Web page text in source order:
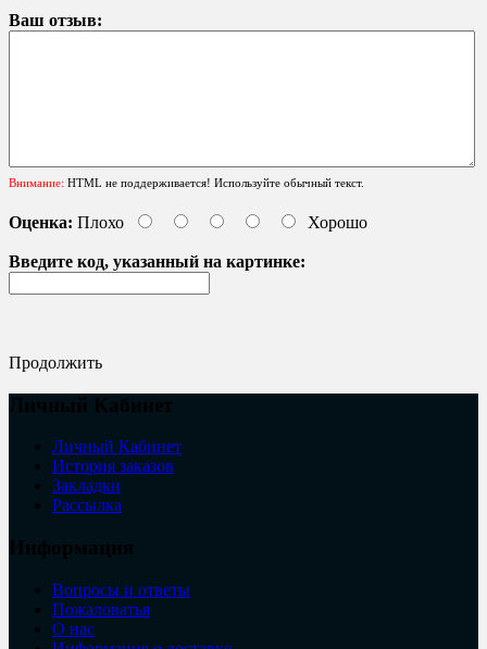
Ваш отзыв:
Внимание: HTML не поддерживается! Используйте обычный текст.
Оценка: Плохо Хорошо
Введите код, указанный на картинке:
Продолжить
Личный Кабинет
История заказов
Закладки
Рассылка
Вопросы и ответы
Пожаловатья
О нас